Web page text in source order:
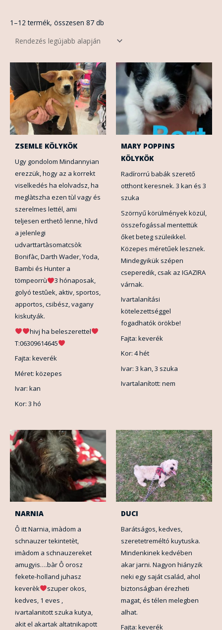
1–12 termék, összesen 87 db
ZSEMLE KÖLYKÖK
Ugy gondolom Mindannyian
erezzük, hogy az a korrekt
viselkedés ha elolvadsz, ha
meglàtszha ezen tùl vagy és
szerelmes lettél, ami
teljesen erthetô lenne, hîvd
a jelenlegi
udvarttartàsomatcsòk
Bonifàc, Darth Wader, Yoda,
Bambi és Hunter a
tömpeorrù
3 hónaposak,
golyó testûek, aktiv, sportos,
apportos, csibész, vagany
kiskutyák.
hivj ha beleszerettel
T:06309614645
Fajta: keverék
Méret: közepes
Ivar: kan
Kor: 3 hó
MARY POPPINS
KÖLYKÖK
Radírorrú babák szerető
otthont keresnek. 3 kan és 3
szuka
Szörnyű körülmények közül,
összefogással mentettük
őket beteg szüleikkel.
Közepes méretűek lesznek.
Mindegyikük szépen
cseperedik, csak az IGAZIRA
várnak.
Ivartalanítási
kötelezettséggel
fogadhatók örökbe!
Fajta: keverék
Kor: 4 hét
Ivar: 3 kan, 3 szuka
Ivartalanított: nem
NARNIA
Ô itt Narnia, imàdom a
schnauzer tekintetèt,
imàdom a schnauzereket
amugyis….bàr Ô orosz
fekete-holland juhasz
keverèk
szuper okos,
kedves, 1 eves ,
ivartalanitott szuka kutya,
akit el akartak altatnikapott
DUCI
Barátságos, kedves,
szeretetreméltó kuytuska.
Mindenkinek kedvében
akar jarni. Nagyon hiányzik
neki egy saját család, ahol
biztonságban érezheti
magat, és télen melegben
alhat.
Fajta: keverék